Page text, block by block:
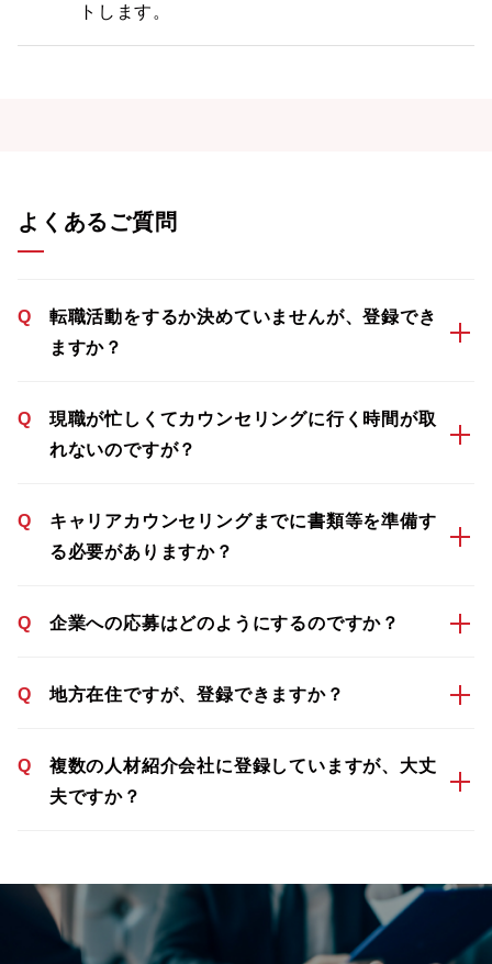
トします。
よくあるご質問
Q
転職活動をするか決めていませんが、登録でき
ますか？
Q
現職が忙しくてカウンセリングに行く時間が取
れないのですが？
Q
キャリアカウンセリングまでに書類等を準備す
る必要がありますか？
Q 企業への応募はどのようにするのですか？
Q 地方在住ですが、登録できますか？
Q
複数の人材紹介会社に登録していますが、大丈
夫ですか？